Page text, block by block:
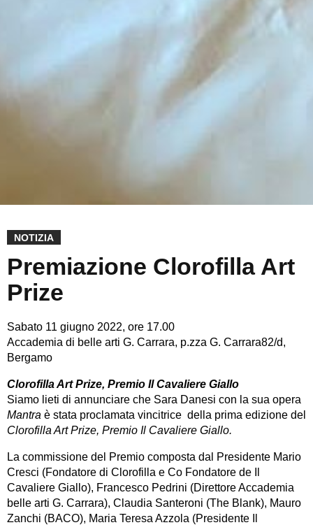
NOTIZIA
Premiazione Clorofilla Art
Prize
Sabato 11 giugno 2022, ore 17.00
Accademia di belle arti G. Carrara, p.zza G. Carrara82/d,
Bergamo
Clorofilla Art Prize, Premio Il Cavaliere Giallo
Siamo lieti di annunciare che Sara Danesi con la sua opera
Mantra è stata proclamata vincitrice della prima edizione del
Clorofilla Art Prize, Premio Il Cavaliere Giallo.
La commissione del Premio composta dal Presidente Mario
Cresci (Fondatore di Clorofilla e Co Fondatore de Il
Cavaliere Giallo), Francesco Pedrini (Direttore Accademia
belle arti G. Carrara), Claudia Santeroni (The Blank), Mauro
Zanchi (BACO), Maria Teresa Azzola (Presidente Il